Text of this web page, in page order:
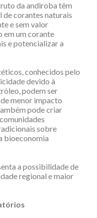
da andiroba têm
corantes naturais
e sem valor
em um corante
e potencializar a
conhecidos pelo
devido à
podem ser
menor impacto
pode criar
sobre
bioeconomia
a possibilidade de
regional e maior